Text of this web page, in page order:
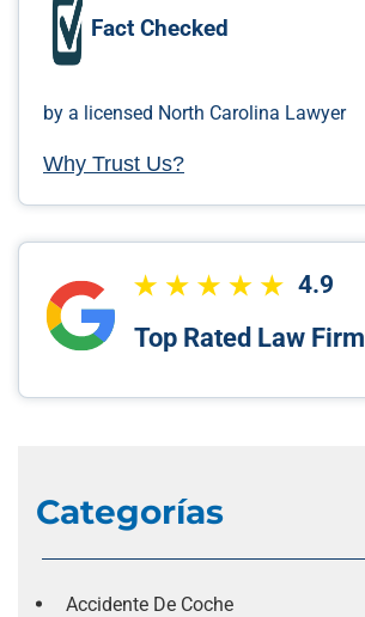
Fact Checked
by a licensed North Carolina Lawyer
Why Trust Us?
4.9
Top Rated Law Firm
Categorías
Accidente De Coche